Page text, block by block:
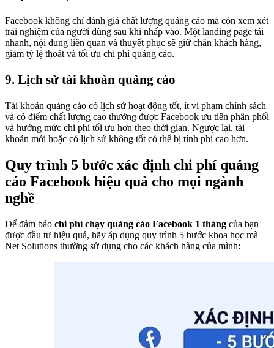
Facebook không chỉ đánh giá chất lượng quảng cáo mà còn xem xét
trải nghiệm của người dùng sau khi nhấp vào. Một landing page tải
nhanh, nội dung liên quan và thuyết phục sẽ giữ chân khách hàng,
giảm tỷ lệ thoát và tối ưu chi phí quảng cáo.
9. Lịch sử tài khoản quảng cáo
Tài khoản quảng cáo có lịch sử hoạt động tốt, ít vi phạm chính sách
và có điểm chất lượng cao thường được Facebook ưu tiên phân phối
và hưởng mức chi phí tối ưu hơn theo thời gian. Ngược lại, tài
khoản mới hoặc có lịch sử không tốt có thể bị tính phí cao hơn.
Quy trình 5 bước xác định chi phí quảng
cáo Facebook hiệu quả cho mọi ngành
nghề
Để đảm bảo chi phí chạy quảng cáo Facebook 1 tháng của bạn
được đầu tư hiệu quả, hãy áp dụng quy trình 5 bước khoa học mà
Net Solutions thường sử dụng cho các khách hàng của mình: